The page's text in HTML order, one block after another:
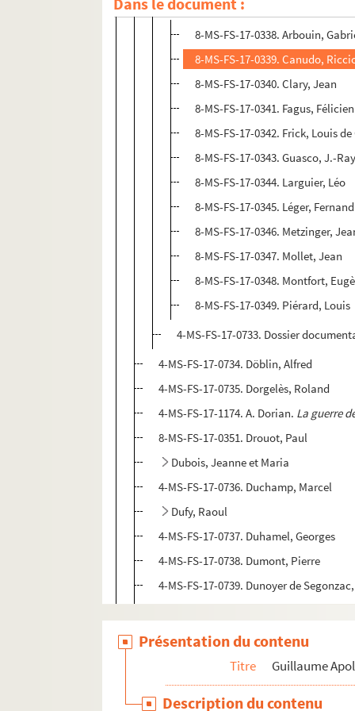
Correspondance adressée à
8-MS-FS-17-0338. Arbouin,
8-MS-FS-17-0339. Canudo,
8-MS-FS-17-0340. Clary, Jean
8-MS-FS-17-0341. Fagus, Félicien
8-MS-FS-17-0342. Frick, Louis
8-MS-FS-17-0343. Guasco, J.-
8-MS-FS-17-0344. Larguier, Léo
8-MS-FS-17-0345. Léger, Fernand
8-MS-FS-17-0346. Metzinger,
8-MS-FS-17-0347. Mollet, Jean
8-MS-FS-17-0348. Montfort,
8-MS-FS-17-0349. Piérard, Louis
4-MS-FS-17-0733. Dossier
4-MS-FS-17-0734. Döblin, Alfred
4-MS-FS-17-0735. Dorgelès, Roland
4-MS-FS-17-1174. A. Dorian. La guerre
8-MS-FS-17-0351. Drouot, Paul
Dubois, Jeanne et Maria
4-MS-FS-17-0736. Duchamp, Marcel
Dufy, Raoul
4-MS-FS-17-0737. Duhamel, Georges
4-MS-FS-17-0738. Dumont, Pierre
4-MS-FS-17-0739. Dunoyer de
4-MS-FS-17-0741. Duvernois, Henri
Dyssord, Jacques
4-MS-FS-17-0743. Ehrenbourg, Ilya
Présentation du contenu
Titre Guillaume
Description du contenu